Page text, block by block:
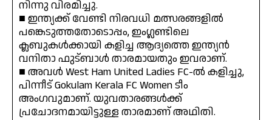
നിന്നു വിരമിച്ചു.
■ ഇന്ത്യക്ക് വേണ്ടി നിരവധി മത്സരങ്ങളിൽ
പങ്കെടുത്തതോടൊപ്പം, ഇംഗ്ലണ്ടിലെ
ക്ലബുകൾക്കായി കളിച്ച ആദ്യത്തെ ഇന്ത്യൻ
വനിതാ ഫുട്ബാൾ താരമായതും ഇവരാണ്.
■ അവൾ West Ham United Ladies FC-ൽ കളിച്ചു,
പിന്നീട് Gokulam Kerala FC Women ടീം
അംഗവുമാണ്. യുവതാരങ്ങൾക്ക്
പ്രചോദനമായിട്ടുള്ള താരമാണ് അഥിതി.